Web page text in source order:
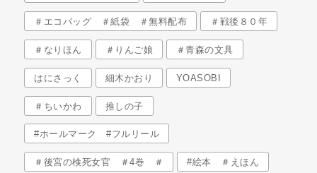
＃エコバッグ ＃紙袋 ＃無料配布 ＃戦後８０年
＃なりほん ＃りんご娘 ＃青森の文具
はにさっく 細木かおり YOASOBI
＃ちいかわ 推しの子
#ホールマーク #フルリール
＃後宮の検死女官 ＃4巻 ＃ #絵本 ＃えほん